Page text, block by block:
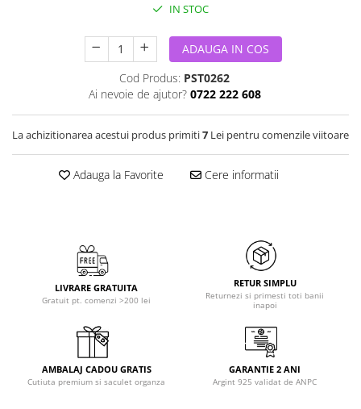
IN STOC
ADAUGA IN COS
Cod Produs: PST0262
Ai nevoie de ajutor? 0722 222 608
La achizitionarea acestui produs primiti7 Lei pentru comenzile viitoare
Adauga la Favorite Cere informatii
LIVRARE GRATUITA
Gratuit pt. comenzi >200 lei
RETUR SIMPLU
Returnezi si primesti toti banii
inapoi
AMBALAJ CADOU GRATIS
Cutiuta premium si saculet organza
GARANTIE 2 ANI
Argint 925 validat de ANPC